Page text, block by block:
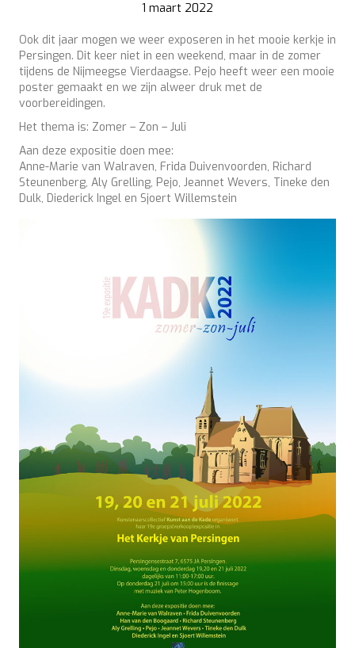
1 maart 2022
Ook dit jaar mogen we weer exposeren in het mooie kerkje in
Persingen. Dit keer niet in een weekend, maar in de zomer
tijdens de Nijmeegse Vierdaagse. Pejo heeft weer een mooie
poster gemaakt en we zijn alweer druk met de
voorbereidingen.
Het thema is: Zomer – Zon – Juli
Aan deze expositie doen mee:
Anne-Marie van Walraven, Frida Duivenvoorden, Richard
Steunenberg, Aly Grelling, Pejo, Jeannet Wevers, Tineke den
Dulk, Diederick Ingel en Sjoert Willemstein